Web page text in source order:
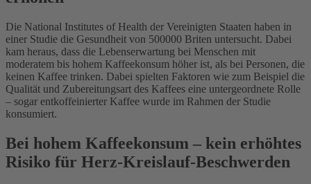
Die National Institutes of Health der Vereinigten Staaten haben in
einer Studie die Gesundheit von 500000 Briten untersucht. Dabei
kam heraus, dass die Lebenserwartung bei Menschen mit
moderatem bis hohem Kaffeekonsum höher ist, als bei Personen, die
keinen Kaffee trinken. Dabei spielten Faktoren wie zum Beispiel die
Qualität und Zubereitungsart des Kaffees eine untergeordnete Rolle
– sogar entkoffeinierter Kaffee wurde im Rahmen der Studie
konsumiert.
Bei hohem Kaffeekonsum – kein erhöhtes
Risiko für Herz-Kreislauf-Beschwerden